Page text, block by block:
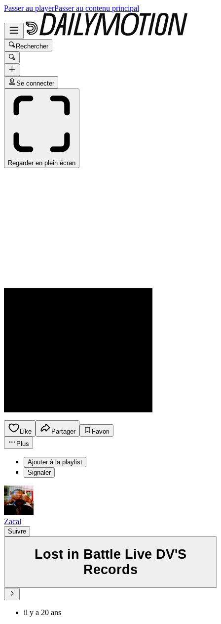
Passer au playerPasser au contenu principal
Rechercher
Se connecter
Regarder en plein écran
Like Partager
Favori
Plus
Ajouter à la playlist
Signaler
Zacal
Suivre
Lost in Battle Live DV'S
Records
il y a 20 ans